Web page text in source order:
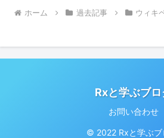
ホーム 過去記事 ウィキ
Rxと学ぶブロ
お問い合わせ
© 2022 Rxと学ぶブ